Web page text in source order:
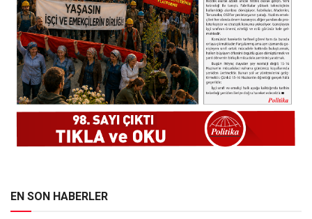
EN SON HABERLER